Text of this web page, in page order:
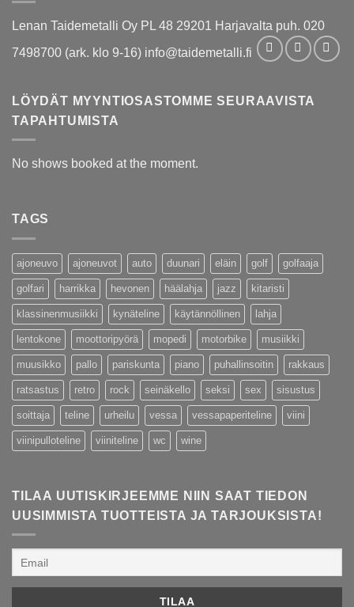
Lenan Taidemetalli Oy PL 48 29201 Harjavalta puh. 020
7498700 (ark. klo 9-16) info@taidemetalli.fi
LÖYDÄT MYYNTIOSASTOMME SEURAAVISTA
TAPAHTUMISTA
No shows booked at the moment.
TAGS
ajoneuvo ajoneuvot auto duunari eläin golf golfaaja
golfari harrikka hevonen häälahja jazz kitaristi
klassinenmusiikki kynäteline käytännöllinen lahja
lentokone moottoripyörä mopedi motorbike musiikki
muusikko pallo pariskunta piano puhallinsoitin rakkaus
ratsastus retro rock seinäkello seksi sex sisustus
soittaja teline urheilu vessa vessapaperiteline viini
viinipulloteline viiniteline wc wine
TILAA UUTISKIRJEEMME NIIN SAAT TIEDON
UUSIMMISTA TUOTTEISTA JA TARJOUKSISTA!